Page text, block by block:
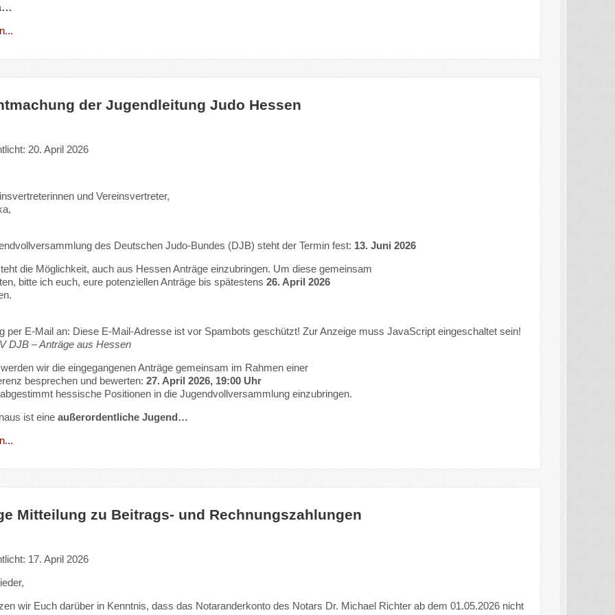
der Jugendleitung Judo Hessen
20. April 2026
und Vereinsvertreter,
des Deutschen Judo-Bundes (DJB) steht der Termin fest: 13. Juni 2026
die Möglichkeit, auch aus Hessen Anträge einzubringen. Um diese gemeinsam
bitte ich euch, eure potenziellen Anträge bis spätestens 26. April 2026
per E-Mail an: Diese E-Mail-Adresse ist vor Spambots geschützt! Zur Anzeige muss JavaScript eingeschaltet sein!
DJB – Anträge aus Hessen
wir die eingegangenen Anträge gemeinsam im Rahmen einer
besprechen und bewerten: 27. April 2026, 19:00 Uhr
hessische Positionen in die Jugendvollversammlung einzubringen.
ist eineaußerordentliche Jugend…
Mitteilung zu Beitrags- und Rechnungszahlungen
17. April 2026
wir Euch darüber in Kenntnis, dass das Notaranderkonto des Notars Dr. Michael Richter ab dem 01.05.2026 nicht